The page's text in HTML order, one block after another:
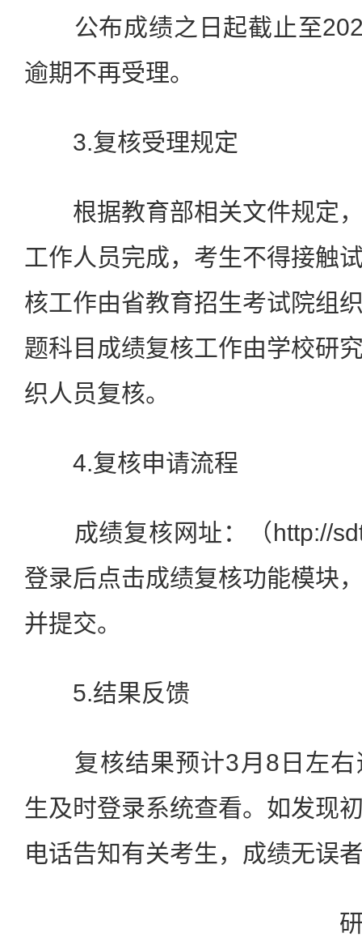
公布成绩之日起截止至
逾期不再受理。
3.复核受理规定
根据教育部相关文件规定，
工作人员完成，考生不得接触
核工作由省教育招生考试院组
题科目成绩复核工作由学校研
织人员复核。
4.复核申请流程
成绩复核网址：（http://
登录后点击成绩复核功能模块
并提交。
5.结果反馈
复核结果预计3月8日左右
生及时登录系统查看。如发现
电话告知有关考生，成绩无误
研